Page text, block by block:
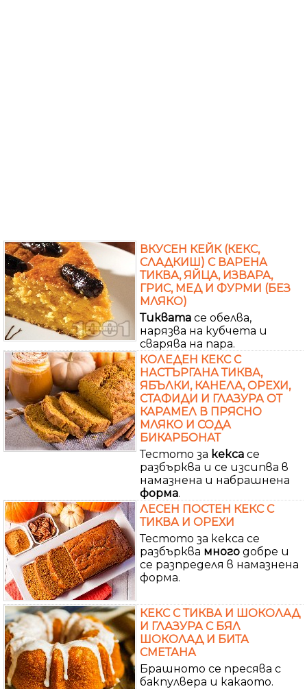
ВКУСЕН КЕЙК (КЕКС,
СЛАДКИШ) С ВАРЕНА
ТИКВА, ЯЙЦА, ИЗВАРА,
ГРИС, МЕД И ФУРМИ (БЕЗ
МЛЯКО)
Тиквата се обелва,
нарязва на кубчета и
сварява на пара.
КОЛЕДЕН КЕКС С
НАСТЪРГАНА ТИКВА,
ЯБЪЛКИ, КАНЕЛА, ОРЕХИ,
СТАФИДИ И ГЛАЗУРА ОТ
КАРАМЕЛ В ПРЯСНО
МЛЯКО И СОДА
БИКАРБОНАТ
Тестото за кекса се
разбърква и се изсипва в
намазнена и набрашнена
форма.
ЛЕСЕН ПОСТЕН КЕКС С
ТИКВА И ОРЕХИ
Тестото за кекса се
разбърква много добре и
се разпределя в намазнена
форма.
КЕКС С ТИКВА И ШОКОЛАД
И ГЛАЗУРА С БЯЛ
ШОКОЛАД И БИТА
СМЕТАНА
Брашното се пресява с
бакпулвера и какаото.